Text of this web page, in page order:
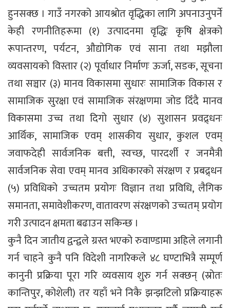
हुनसक्छ । गाउँ नगरको आयश्रोत वृद्धिका लागि अपनाउनुपर्ने
केही रणनीतिहरूमा (१) उत्पादनमा वृद्धिः कृषि क्षेत्रको
रूपान्तरण, पर्यटन, औद्योगिक एवं साना तथा मझौला
व्यवसायको विस्तार (२) पूर्वाधार निर्माणः ऊर्जा, सडक, सूचना
तथा सञ्चार (३) मानव विकासमा सुधारः सामाजिक विकास र
सामाजिक सुरक्षा एवं सामाजिक संरक्षणमा जोड दिँदै मानव
विकासमा उच्च तथा दिगो सुधार (४) सुशासन प्रवद्र्धनः
आर्थिक, सामाजिक एवम् शासकीय सुधार, कुशल एवम्
जवाफदेही सार्वजनिक बत्ती, स्वच्छ, पारदर्शी र जनमैत्री
सार्वजनिक सेवा एवम् मानव अधिकारको संरक्षण र प्रबद्र्धन
(५) प्रविधिको उच्चतम प्रयोगः विज्ञान तथा प्रविधि, लैगिक
समानता, समावेशीकरण, वातावरण संरक्षणको उच्चतम् प्रयोग
गरी उत्पादन क्षमता बढाउन सकिन्छ ।
कुनै दिन जातीय द्वन्द्वले ग्रस्त भएको रुवाण्डामा अहिले लगानी
गर्न चाहने कुनै पनि विदेशी नागरिकले ४८ घण्टाभित्रै सम्पूर्ण
कानुनी प्रक्रिया पूरा गरि व्यवसाय शुरु गर्न सक्छन् (स्रोतः
कान्तिपुर, कोशेली) तर यहाँ भने निकै झन्झटिलो प्रक्रियाहरू